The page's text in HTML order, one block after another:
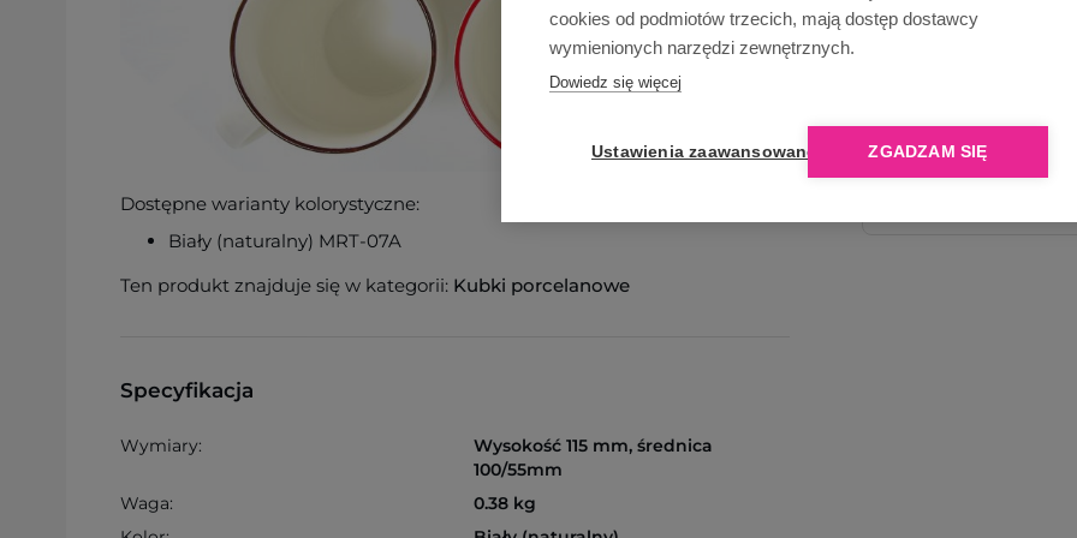
cookies od podmiotów trzecich, mają dostęp dostawcy
wymienionych narzędzi zewnętrznych.
Dowiedz się więcej
Ustawienia zaawansowane ZGADZAM SIĘ
Dostępne warianty kolorystyczne:
Biały (naturalny) MRT-07A
Ten produkt znajduje się w kategorii: Kubki porcelanowe
Specyfikacja
Wymiary:
Wysokość 115 mm, średnica
100/55mm
Waga:
0.38 kg